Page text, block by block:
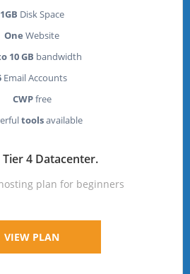
1GB Disk Space
One Website
10 GB bandwidth
Email Accounts
CWPfree
toolsavailable
4 Datacenter.
plan for beginners
VIEW PLAN